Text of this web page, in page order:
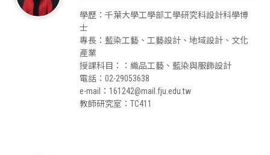
學歷： 千葉大學工學部工學研究科設計科學博
士
專長： 藍染工藝、工藝設計、地域設計、文化
產業
授課科目：
：織品工藝、藍染與服飾設計
電話：02-29053638
e-mail： 161242@mail.fju.edu.tw
教師研究室：TC411